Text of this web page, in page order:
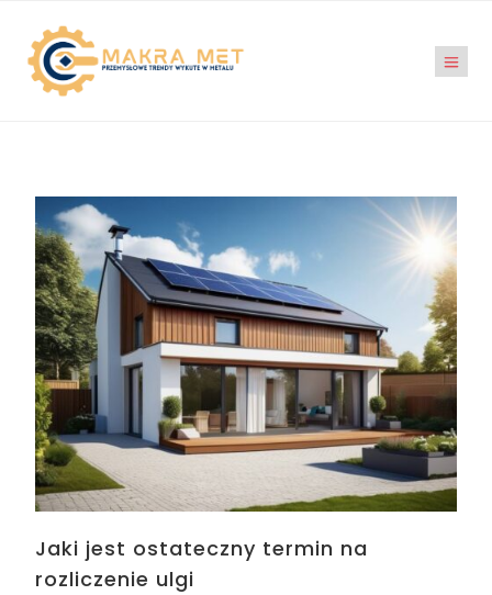
Jaki jest ostateczny termin na
rozliczenie ulgi